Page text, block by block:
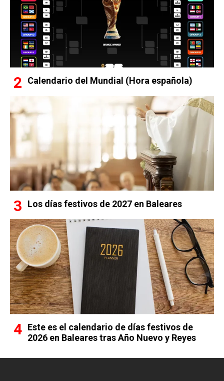
Calendario del Mundial (Hora española)
Los días festivos de 2027 en Baleares
Este es el calendario de días festivos de
2026 en Baleares tras Año Nuevo y Reyes